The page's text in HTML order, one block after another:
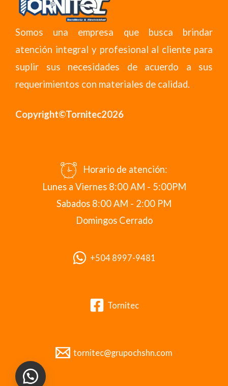
Somos una empresa que busca brindar
atención integral y profesional al cliente para
suplir sus necesidades de acuerdo a sus
requerimientos con materiales de calidad.
Copyright©Tornitec2026
Horario de atención:
Lunes a Viernes 8:00 AM - 5:00PM
Sabados 8:00 AM - 2:00 PM
Domingos Cerrado
+504 8997-9481
Tornitec
tornitec@grupochshn.com